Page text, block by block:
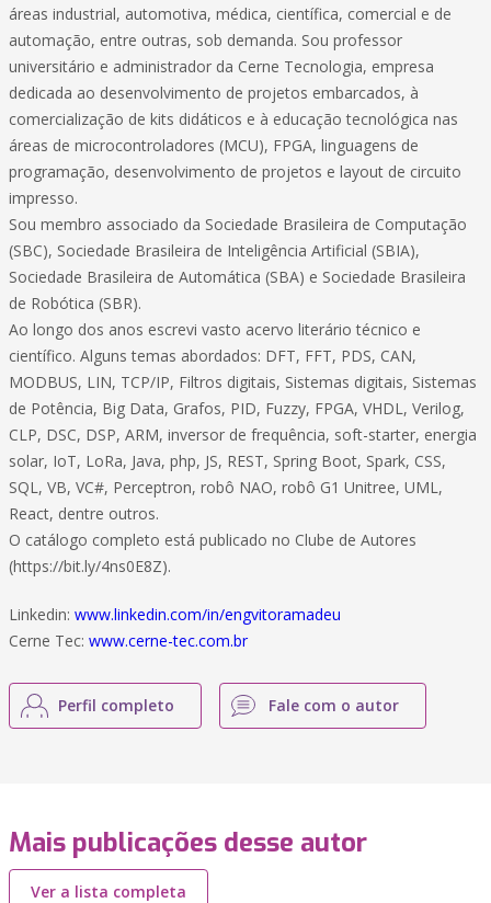
áreas industrial, automotiva, médica, científica, comercial e de
automação, entre outras, sob demanda. Sou professor
universitário e administrador da Cerne Tecnologia, empresa
dedicada ao desenvolvimento de projetos embarcados, à
comercialização de kits didáticos e à educação tecnológica nas
áreas de microcontroladores (MCU), FPGA, linguagens de
programação, desenvolvimento de projetos e layout de circuito
impresso.
Sou membro associado da Sociedade Brasileira de Computação
(SBC), Sociedade Brasileira de Inteligência Artificial (SBIA),
Sociedade Brasileira de Automática (SBA) e Sociedade Brasileira
de Robótica (SBR).
Ao longo dos anos escrevi vasto acervo literário técnico e
científico. Alguns temas abordados: DFT, FFT, PDS, CAN,
MODBUS, LIN, TCP/IP, Filtros digitais, Sistemas digitais, Sistemas
de Potência, Big Data, Grafos, PID, Fuzzy, FPGA, VHDL, Verilog,
CLP, DSC, DSP, ARM, inversor de frequência, soft-starter, energia
solar, IoT, LoRa, Java, php, JS, REST, Spring Boot, Spark, CSS,
SQL, VB, VC#, Perceptron, robô NAO, robô G1 Unitree, UML,
React, dentre outros.
O catálogo completo está publicado no Clube de Autores
(https://bit.ly/4ns0E8Z).
Linkedin: www.linkedin.com/in/engvitoramadeu
Cerne Tec: www.cerne-tec.com.br
Perfil completo Fale com o autor
Mais publicações desse autor
Ver a lista completa